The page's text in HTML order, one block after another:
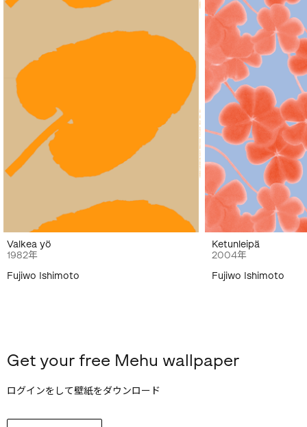
Valkea yö
1982年
Fujiwo Ishimoto
Ketunleipä
2004年
Fujiwo Ishimoto
Get your free Mehu wallpaper
ログインをして壁紙をダウンロード